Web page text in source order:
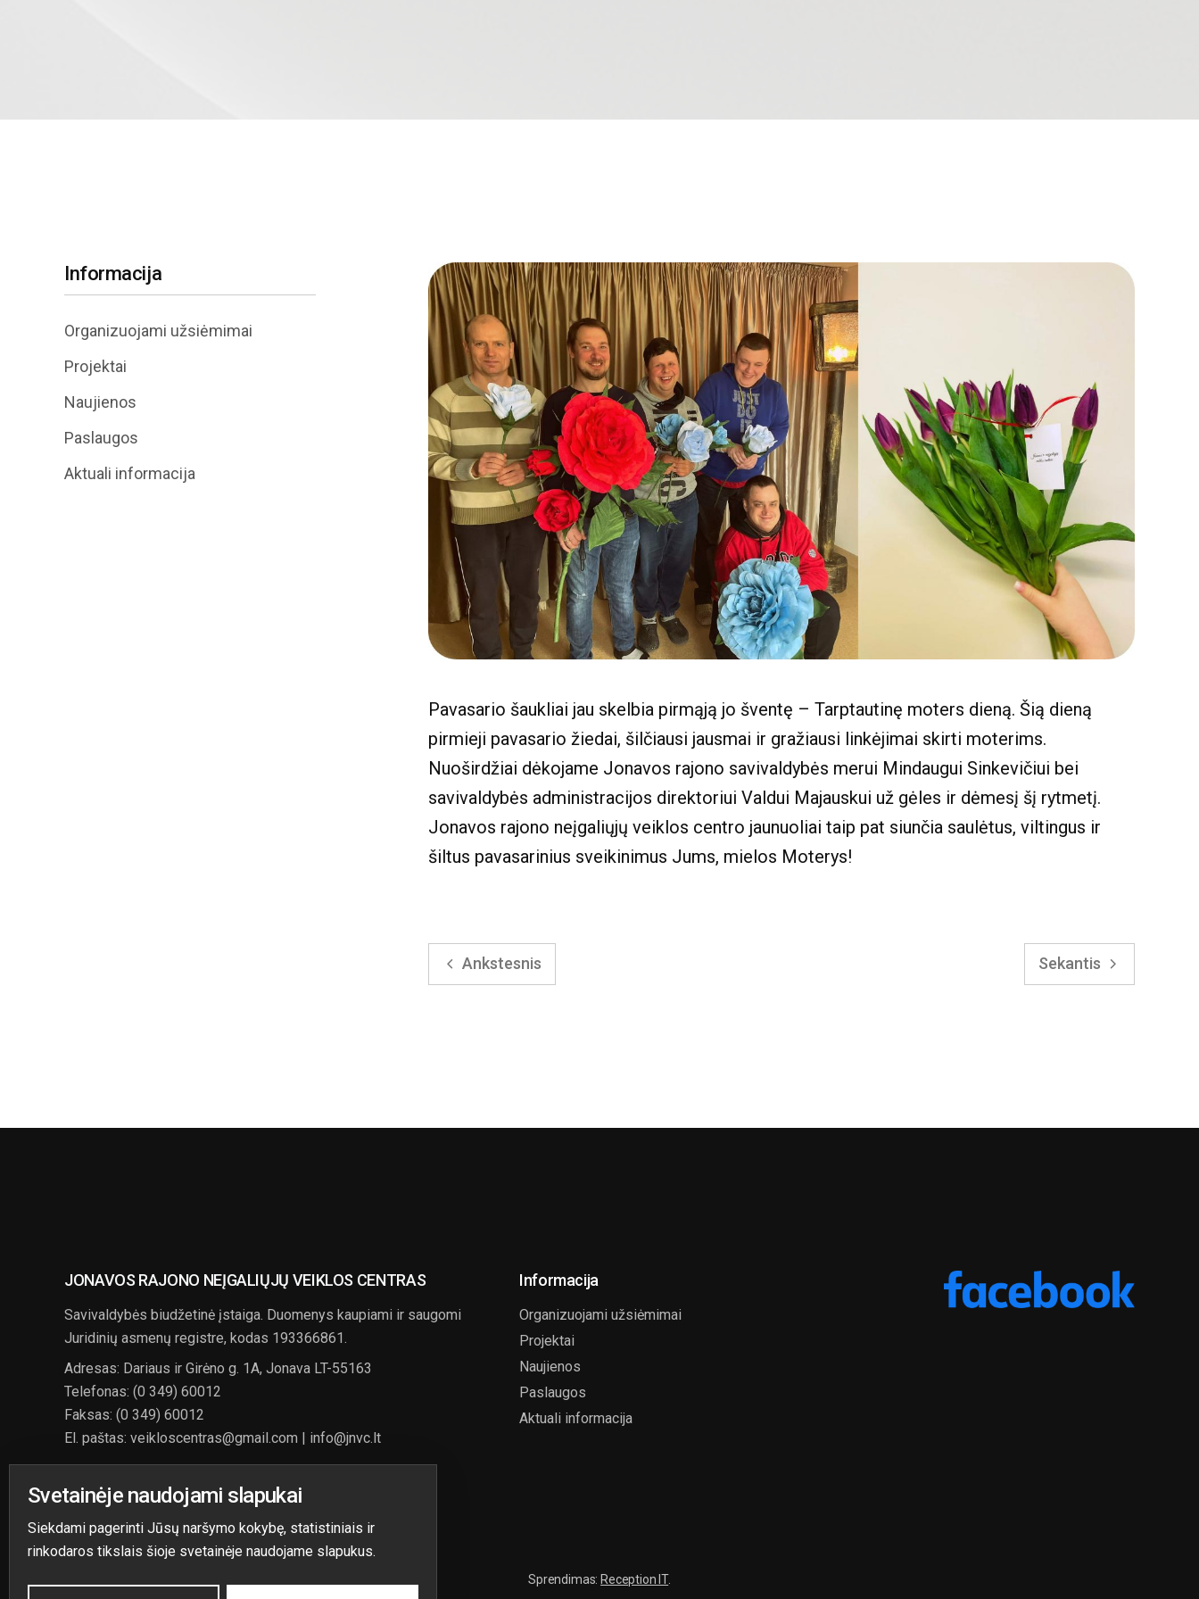
Svetainėje naudojami slapukai
Siekdami pagerinti Jūsų naršymo kokybę, statistiniais ir
rinkodaros tikslais šioje svetainėje naudojame slapukus.
Pavasario šaukliai jau skelbia pirmąją jo šventę – Tarptautinę moters dieną. Šią dieną
pirmieji pavasario žiedai, šilčiausi jausmai ir gražiausi linkėjimai skirti moterims.
Nuoširdžiai dėkojame Jonavos rajono savivaldybės merui Mindaugui Sinkevičiui bei
savivaldybės administracijos direktoriui Valdui Majauskui už gėles ir dėmesį šį rytmetį.
Jonavos rajono neįgaliųjų veiklos centro jaunuoliai taip pat siunčia saulėtus, viltingus ir
šiltus pavasarinius sveikinimus Jums, mielos Moterys!
Ankstesnis Sekantis
Informacija
Organizuojami užsiėmimai
Projektai
Naujienos
Paslaugos
Aktuali informacija
JONAVOS RAJONO NEĮGALIŲJŲ VEIKLOS CENTRAS
Savivaldybės biudžetinė įstaiga. Duomenys kaupiami ir saugomi
Juridinių asmenų registre, kodas 193366861.
Adresas: Dariaus ir Girėno g. 1A, Jonava LT-55163
Telefonas: (0 349) 60012
Faksas: (0 349) 60012
El. paštas: veikloscentras@gmail.com | info@jnvc.lt
Informacija
Organizuojami užsiėmimai
Projektai
Naujienos
Paslaugos
Aktuali informacija
Sprendimas: Reception IT.